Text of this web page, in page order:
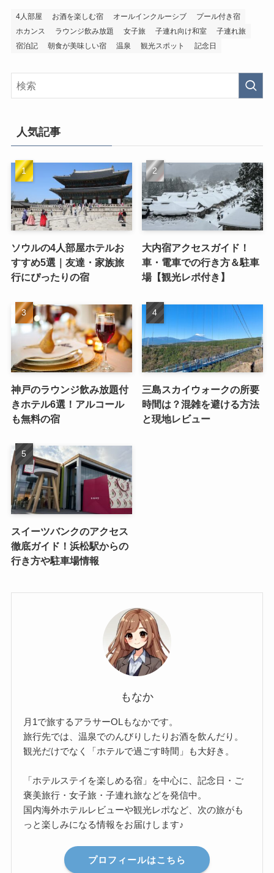
4人部屋 お酒を楽しむ宿 オールインクルーシブ
プール付き宿
ホカンス
ラウンジ飲み放題 女子旅 子連れ向け和室
子連れ旅
宿泊記
朝食が美味しい宿 温泉 観光スポット 記念日
人気記事
ソウルの4人部屋ホテルお
すすめ5選｜友達・家族旅
行にぴったりの宿
大内宿アクセスガイド！
車・電車での行き方＆駐車
場【観光レポ付き】
神戸のラウンジ飲み放題付
きホテル6選！アルコール
も無料の宿
三島スカイウォークの所要
時間は？混雑を避ける方法
と現地レビュー
スイーツバンクのアクセス
徹底ガイド！浜松駅からの
行き方や駐車場情報
もなか
月1で旅するアラサーOLもなかです。
旅行先では、温泉でのんびりしたりお酒を飲んだり。
観光だけでなく「ホテルで過ごす時間」も大好き。
「ホテルステイを楽しめる宿」を中心に、記念日・ご
褒美旅行・女子旅・子連れ旅などを発信中。
国内海外ホテルレビューや観光レポなど、次の旅がも
っと楽しみになる情報をお届けします♪
プロフィールはこちら